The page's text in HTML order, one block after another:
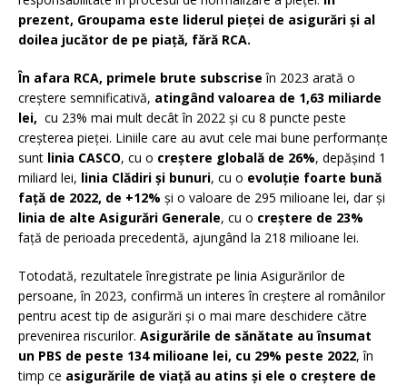
prezent, Groupama este liderul pieței de asigurări și al
doilea jucător de pe piață, fără RCA.
În afara RCA, primele brute subscriseîn 2023 arată o
creștere semnificativă, atingând valoarea de 1,63 miliarde
lei, cu 23% mai mult decât în 2022 și cu 8 puncte peste
creșterea pieței. Liniile care au avut cele mai bune performanțe
sunt linia CASCO, cu o creștere globală de 26%, depășind 1
miliard lei, linia Clădiri și bunuri, cu o evoluție foarte bună
față de 2022, de +12% și o valoare de 295 milioane lei, dar și
linia de alte Asigurări Generale, cu o creștere de 23%
față de perioada precedentă, ajungând la 218 milioane lei.
Totodată, rezultatele înregistrate pe linia Asigurărilor de
persoane, în 2023, confirmă un interes în creștere al românilor
pentru acest tip de asigurări și o mai mare deschidere către
prevenirea riscurilor. Asigurările de sănătate au însumat
un PBS de peste 134 milioane lei, cu 29% peste 2022, în
timp ce asigurările de viață au atins și ele o creștere de